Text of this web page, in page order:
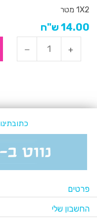
1X2 מטר
14.00 ש"ח
כתובתינו
פרטים
החשבון שלי